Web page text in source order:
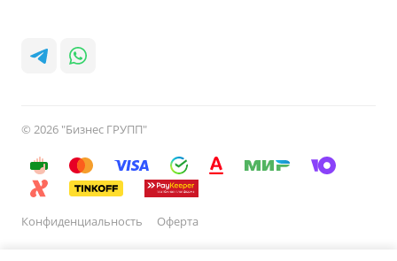
© 2026 "Бизнес ГРУПП"
Конфиденциальность Оферта